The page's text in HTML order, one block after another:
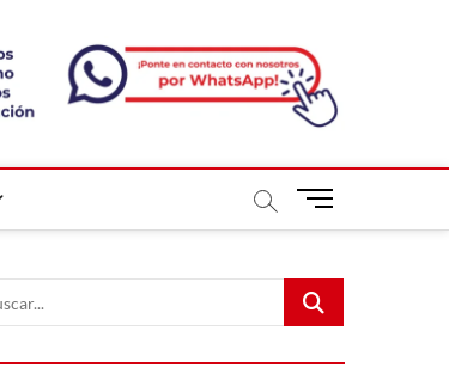
B
ó
n
d
Buscar...